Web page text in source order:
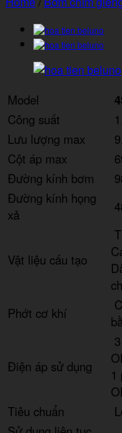
Model
Công suất
Lưu lượng max
Cột áp max
Đường kính bơm
Đường kính họng
xả
Vật liệu cấu tạo
Phớt cơ khí
Điện áp sử dụng
1
Tiêu chuẩn